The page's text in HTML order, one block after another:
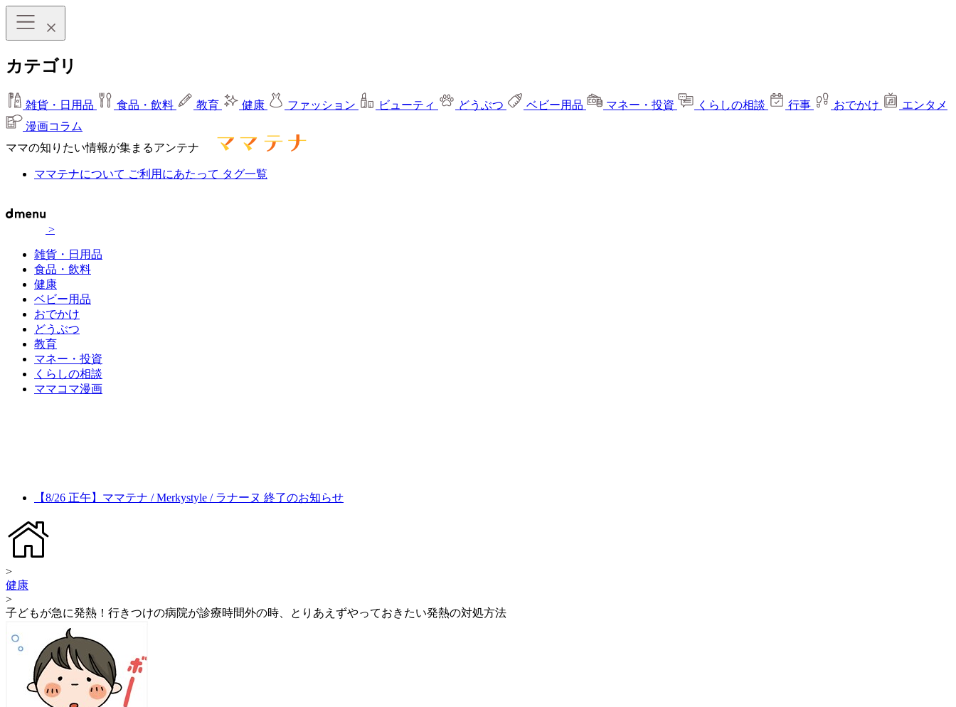
カテゴリ
雑貨・日用品 食品・飲料 教育 健康 ファッション ビューティ どうぶつ ベビー用品 マネー・投資 くらしの相談 行事 おでかけ
エンタメ
漫画コラム
ママの知りたい情報が集まるアンテナ
ママテナについて ご利用にあたって タグ一覧
>
雑貨・日用品
食品・飲料
健康
ベビー用品
おでかけ
どうぶつ
教育
マネー・投資
くらしの相談
ママコマ漫画
【8/26 正午】ママテナ / Merkystyle / ラナーヌ 終了のお知らせ
>
健康
>
子どもが急に発熱！行きつけの病院が診療時間外の時、とりあえずやっておきたい発熱の対処方法